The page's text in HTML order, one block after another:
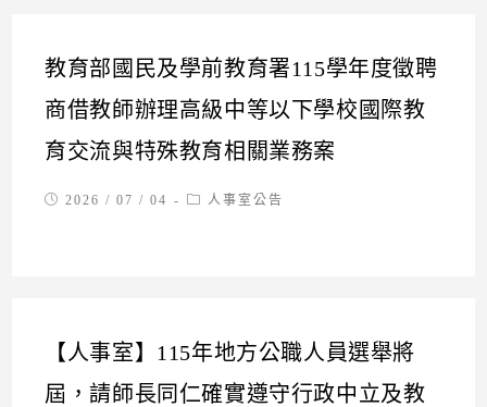
教育部國民及學前教育署115學年度徵聘
商借教師辦理高級中等以下學校國際教
育交流與特殊教育相關業務案
Post2026 / 07 / 04
Post人事室公告
【人事室】115年地方公職人員選舉將
屆，請師長同仁確實遵守行政中立及教